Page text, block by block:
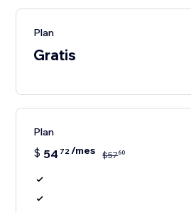
Plan
Gratis
Plan
$ 54 72/mes $5760